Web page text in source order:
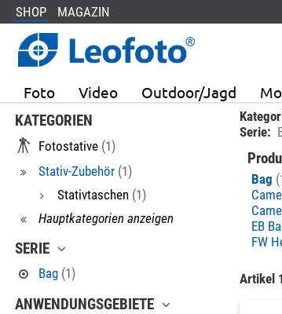
SHOP MAGAZIN
Foto Video Outdoor/Jagd
KATEGORIEN
Fotostative (1)
Stativ-Zubehör (1)
Stativtaschen (1)
Hauptkategorien anzeigen
SERIE
Bag (1)
ANWENDUNGSGEBIETE
Serie:
Bag
EB
FW
Artikel